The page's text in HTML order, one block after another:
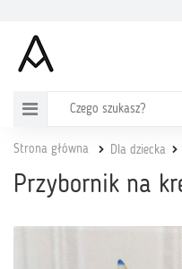
Strona główna Dla dziecka
Przybornik na